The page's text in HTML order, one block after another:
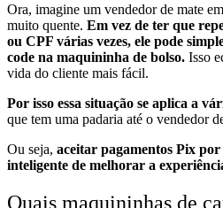
Ora, imagine um vendedor de mate
muito quente. Em vez de ter que
ou CPF várias vezes, ele pode
code na maquininha de bolso. Isso
vida do cliente mais fácil.
Por isso essa situação se aplica a
que tem uma padaria até o vendedor
Ou seja, aceitar pagamentos Pix
inteligente de melhorar a
Quais maquininhas de